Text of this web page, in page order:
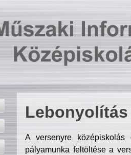
Lebonyolítás
A versenyre
pályamunka feltöltése a